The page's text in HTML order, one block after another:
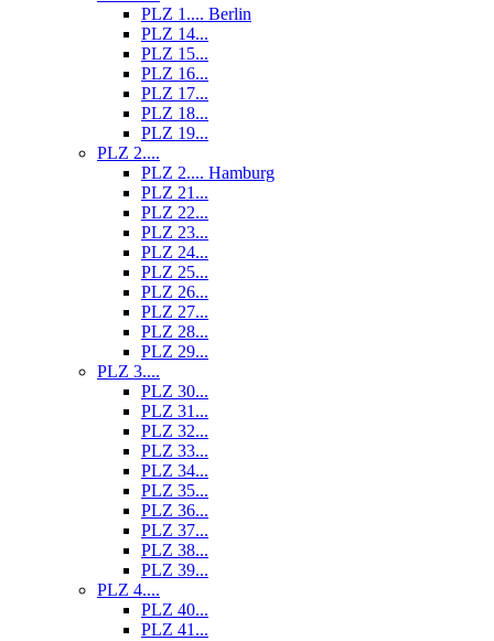
PLZ 1.... Berlin
PLZ 14...
PLZ 15...
PLZ 16...
PLZ 17...
PLZ 18...
PLZ 19...
PLZ 2....
PLZ 2.... Hamburg
PLZ 21...
PLZ 22...
PLZ 23...
PLZ 24...
PLZ 25...
PLZ 26...
PLZ 27...
PLZ 28...
PLZ 29...
PLZ 3....
PLZ 30...
PLZ 31...
PLZ 32...
PLZ 33...
PLZ 34...
PLZ 35...
PLZ 36...
PLZ 37...
PLZ 38...
PLZ 39...
PLZ 4....
PLZ 40...
PLZ 41...